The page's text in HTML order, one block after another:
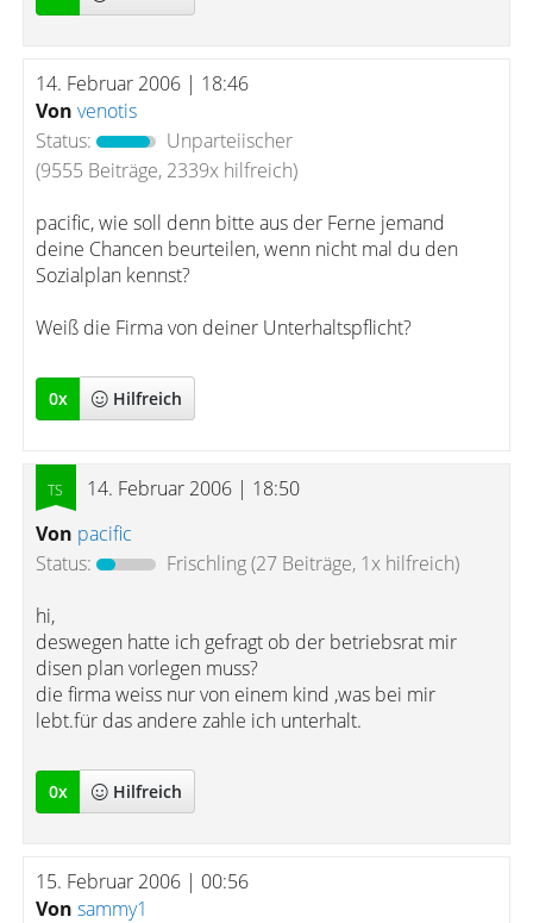
14. Februar 2006 | 18:46
Von venotis
Status:
Unparteiischer
(9555 Beiträge, 2339x hilfreich)
pacific, wie soll denn bitte aus der Ferne jemand
deine Chancen beurteilen, wenn nicht mal du den
Sozialplan kennst?
Weiß die Firma von deiner Unterhaltspflicht?
0x Hilfreich
14. Februar 2006 | 18:50
Von pacific
Status:
Frischling(27 Beiträge, 1x hilfreich)
hi,
deswegen hatte ich gefragt ob der betriebsrat mir
disen plan vorlegen muss?
die firma weiss nur von einem kind ,was bei mir
lebt.für das andere zahle ich unterhalt.
0x Hilfreich
15. Februar 2006 | 00:56
Von sammy1